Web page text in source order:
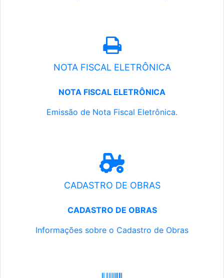
NOTA FISCAL ELETRÔNICA
NOTA FISCAL ELETRÔNICA
Emissão de Nota Fiscal Eletrônica.
CADASTRO DE OBRAS
CADASTRO DE OBRAS
Informações sobre o Cadastro de Obras